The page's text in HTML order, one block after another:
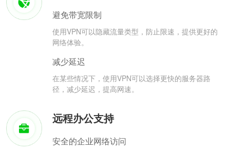
避免带宽限制
使用VPN可以隐藏流量类型，防止限速，提供更好的
网络体验。
减少延迟
在某些情况下，使用VPN可以选择更快的服务器路
径，减少延迟，提高网速。
远程办公支持
安全的企业网络访问